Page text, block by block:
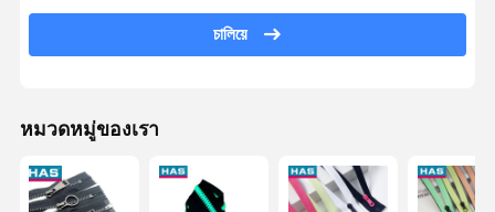
চালিয়ে
หมวดหมู่ของเรา